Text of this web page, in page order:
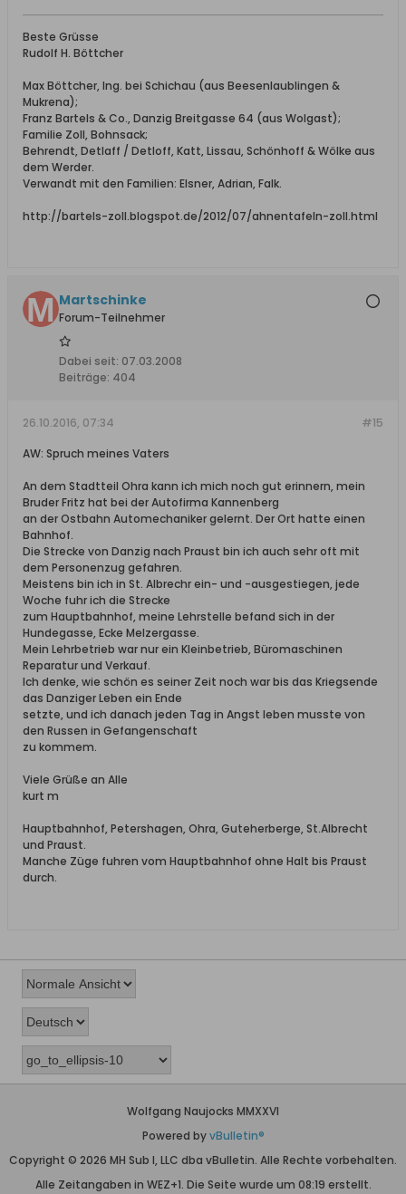
Beste Grüsse
Rudolf H. Böttcher
Max Böttcher, Ing. bei Schichau (aus Beesenlaublingen &
Mukrena);
Franz Bartels & Co., Danzig Breitgasse 64 (aus Wolgast);
Familie Zoll, Bohnsack;
Behrendt, Detlaff / Detloff, Katt, Lissau, Schönhoff & Wölke aus
dem Werder.
Verwandt mit den Familien: Elsner, Adrian, Falk.
http://bartels-zoll.blogspot.de/2012/07/ahnentafeln-zoll.html
Martschinke
Forum-Teilnehmer
Dabei seit: 07.03.2008
Beiträge: 404
#15
26.10.2016, 07:34
AW: Spruch meines Vaters
An dem Stadtteil Ohra kann ich mich noch gut erinnern, mein
Bruder Fritz hat bei der Autofirma Kannenberg
an der Ostbahn Automechaniker gelernt. Der Ort hatte einen
Bahnhof.
Die Strecke von Danzig nach Praust bin ich auch sehr oft mit
dem Personenzug gefahren.
Meistens bin ich in St. Albrechr ein- und -ausgestiegen, jede
Woche fuhr ich die Strecke
zum Hauptbahnhof, meine Lehrstelle befand sich in der
Hundegasse, Ecke Melzergasse.
Mein Lehrbetrieb war nur ein Kleinbetrieb, Büromaschinen
Reparatur und Verkauf.
Ich denke, wie schön es seiner Zeit noch war bis das Kriegsende
das Danziger Leben ein Ende
setzte, und ich danach jeden Tag in Angst leben musste von
den Russen in Gefangenschaft
zu kommem.
Viele Grüße an Alle
kurt m
Hauptbahnhof, Petershagen, Ohra, Guteherberge, St.Albrecht
und Praust.
Manche Züge fuhren vom Hauptbahnhof ohne Halt bis Praust
durch.
Wolfgang Naujocks MMXXVI
Powered byvBulletin®
Copyright © 2026 MH Sub I, LLC dba vBulletin. Alle Rechte vorbehalten.
Alle Zeitangaben in WEZ+1. Die Seite wurde um 08:19 erstellt.